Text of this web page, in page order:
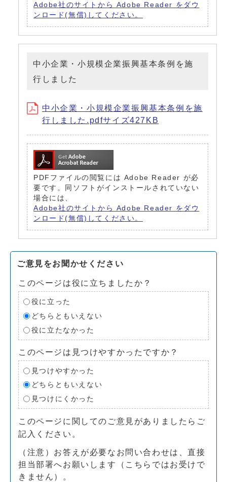
Adobe社のサイトから Adobe Reader をダウ
ンロード(無償)してください。
中小企業・小規模企業振興基本条例を施
行しました
中小企業・小規模企業振興基本条例を施
行しました.pdfサイズ427KB
PDFファイルの閲覧には Adobe Reader が必
要です。同ソフトがインストールされていない
場合には、
Adobe社のサイトから Adobe Reader をダウ
ンロード(無償)してください。
ご意見をお聞かせください
このページは役に立ちましたか？
役に立った
どちらともいえない
役に立たなかった
このページは見つけやすかったですか？
見つけやすかった
どちらともいえない
見つけにくかった
このページに関してのご意見がありましたらご
記入ください。
（注意）お答えが必要なお問い合わせは、直接
担当部署へお願いします（こちらではお受けで
きません）。